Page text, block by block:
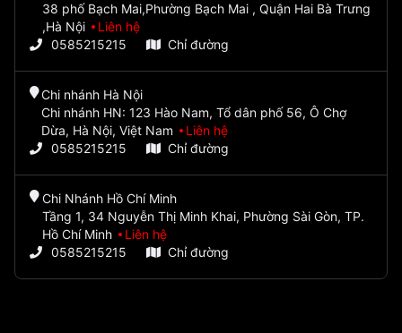
38 phố Bạch Mai,Phường Bạch Mai , Quận Hai Bà Trưng
,Hà Nội
Liên hệ
0585215215
Chỉ đường
Chi nhánh Hà Nội
Chi nhánh HN: 123 Hào Nam, Tổ dân phố 56, Ô Chợ
Dừa, Hà Nội, Việt Nam
Liên hệ
0585215215
Chỉ đường
Chi Nhánh Hồ Chí Minh
Tầng 1, 34 Nguyễn Thị Minh Khai, Phường Sài Gòn, TP.
Hồ Chí Minh
Liên hệ
0585215215
Chỉ đường